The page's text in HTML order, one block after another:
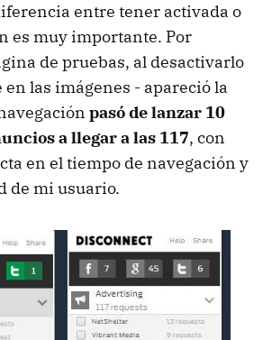
entre tener activada o
es muy importante. Por
de pruebas, al desactivarlo
en las imágenes - apareció la
pasó de lanzar 10
a llegar a las 117, con
en el tiempo de navegación y
de mi usuario.